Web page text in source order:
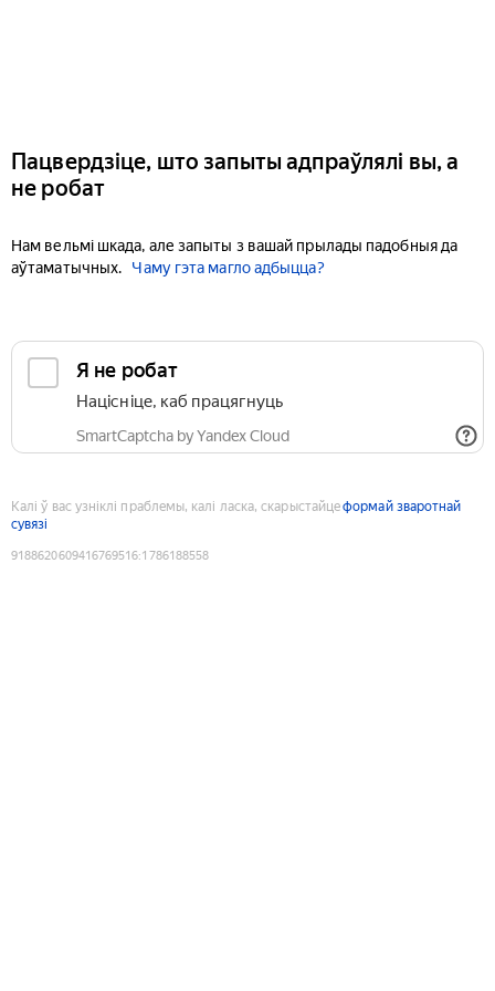
Пацвердзіце, што запыты адпраўлялі вы, а
не робат
Нам вельмі шкада, але запыты з вашай прылады падобныя да
аўтаматычных.
Чаму гэта магло адбыцца?
Я не робат
Націсніце, каб працягнуць
SmartCaptcha by Yandex Cloud
Калі ў вас узніклі праблемы, калі ласка, скарыстайцеформай зваротнай
сувязі
9188620609416769516:1786188558